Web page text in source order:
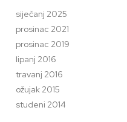
siječanj 2025
prosinac 2021
prosinac 2019
lipanj 2016
travanj 2016
ožujak 2015
studeni 2014